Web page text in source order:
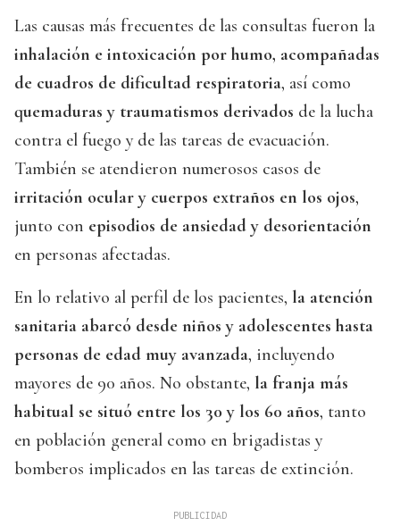
Las causas más frecuentes de las consultas fueron la
inhalación e intoxicación por humo, acompañadas
de cuadros de dificultad respiratoria, así como
quemaduras y traumatismos derivados de la lucha
contra el fuego y de las tareas de evacuación.
También se atendieron numerosos casos de
irritación ocular y cuerpos extraños en los ojos,
junto con episodios de ansiedad y desorientación
en personas afectadas.
En lo relativo al perfil de los pacientes, la atención
sanitaria abarcó desde niños y adolescentes hasta
personas de edad muy avanzada, incluyendo
mayores de 90 años. No obstante, la franja más
habitual se situó entre los 30 y los 60 años, tanto
en población general como en brigadistas y
bomberos implicados en las tareas de extinción.